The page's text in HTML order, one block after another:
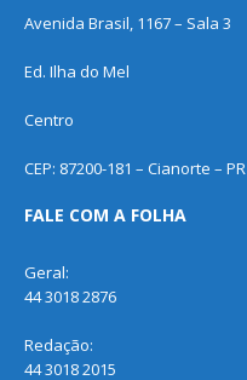
Avenida Brasil, 1167 – Sala 3
Ed. Ilha do Mel
Centro
CEP: 87200-181 – Cianorte – PR
FALE COM A FOLHA
Geral:
44 3018 2876
Redação:
44 3018 2015